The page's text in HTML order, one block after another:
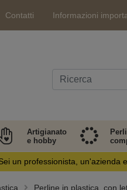
Contatti Informazioni
Artigianato
e hobby
un professionista, un'azienda
Perline in plastica, con